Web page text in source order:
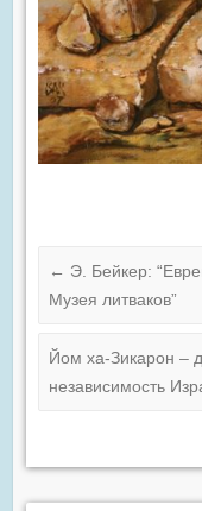
← Э. Бейкер:
Музея литваков”
Йом ха-Зикарон –
независимость